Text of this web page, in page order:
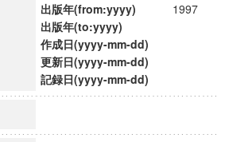
出版年(from:yyyy)
1997
出版年(to:yyyy)
作成日(yyyy-mm-dd)
更新日(yyyy-mm-dd)
記録日(yyyy-mm-dd)